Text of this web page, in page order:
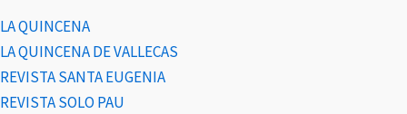
LA QUINCENA
LA QUINCENA DE VALLECAS
REVISTA SANTA EUGENIA
REVISTA SOLO PAU